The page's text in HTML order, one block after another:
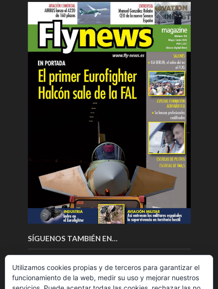
SÍGUENOS TAMBIÉN EN…
Utilizamos cookies propias y de terceros para garantizar el
funcionamiento de la web, medir su uso y mejorar nuestros